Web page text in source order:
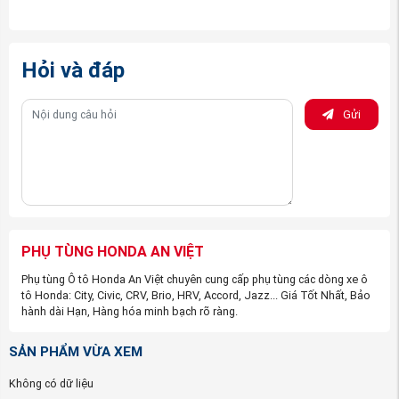
(Rô tuyn cân bằng xe Honda CITY nguồn
mua.
Cách phân biệt được Rô tuyn cân bằng xe Honda CITY
hàng chính hãng và hàng nhái:
Tem nhãn: Theo đúng tiêu chuẩn hãng
chuẩn của Hondao. Motors
Hỏi và đáp
Gửi
PHỤ TÙNG HONDA AN VIỆT
Phụ tùng Ô tô Honda An Việt chuyên cung cấp phụ tùng các dòng xe ô
tô Honda: City, Civic, CRV, Brio, HRV, Accord, Jazz... Giá Tốt Nhất, Bảo
hành dài Hạn, Hàng hóa minh bạch rõ ràng.
SẢN PHẨM VỪA XEM
Không có dữ liệu